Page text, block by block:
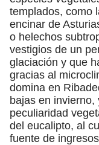
templados, como
encinar de
o helechos
vestigios de un
glaciación y que
gracias al
domina en
bajas en invierno,
peculiaridad
del eucalipto, al
fuente de